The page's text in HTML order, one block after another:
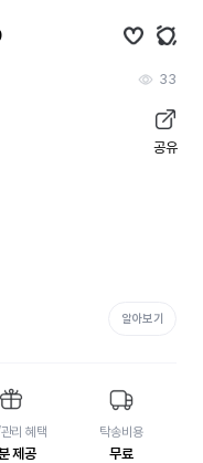
33
공유
알아보기
리 혜택
제공
탁송비용
무료